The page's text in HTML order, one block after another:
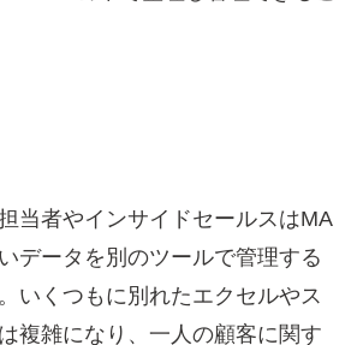
当者やインサイドセールスはMA
データを別のツールで管理する
いくつもに別れたエクセルやス
複雑になり、一人の顧客に関す